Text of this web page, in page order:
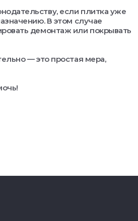
если плитка уже
В этом случае
демонтаж или покрывать
— это простая мера,